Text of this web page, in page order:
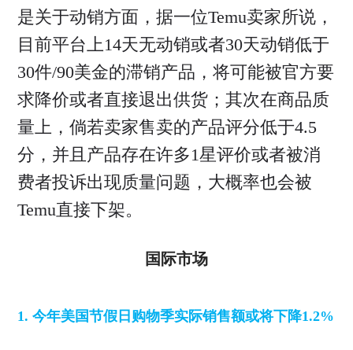
是关于动销方面，据一位Temu卖家所说，
目前平台上14天无动销或者30天动销低于
30件/90美金的滞销产品，将可能被官方要
求降价或者直接退出供货；其次在商品质
量上，倘若卖家售卖的产品评分低于4.5
分，并且产品存在许多1星评价或者被消
费者投诉出现质量问题，大概率也会被
Temu直接下架。
国际市场
1. 今年美国节假日购物季实际销售额或将下降1.2%